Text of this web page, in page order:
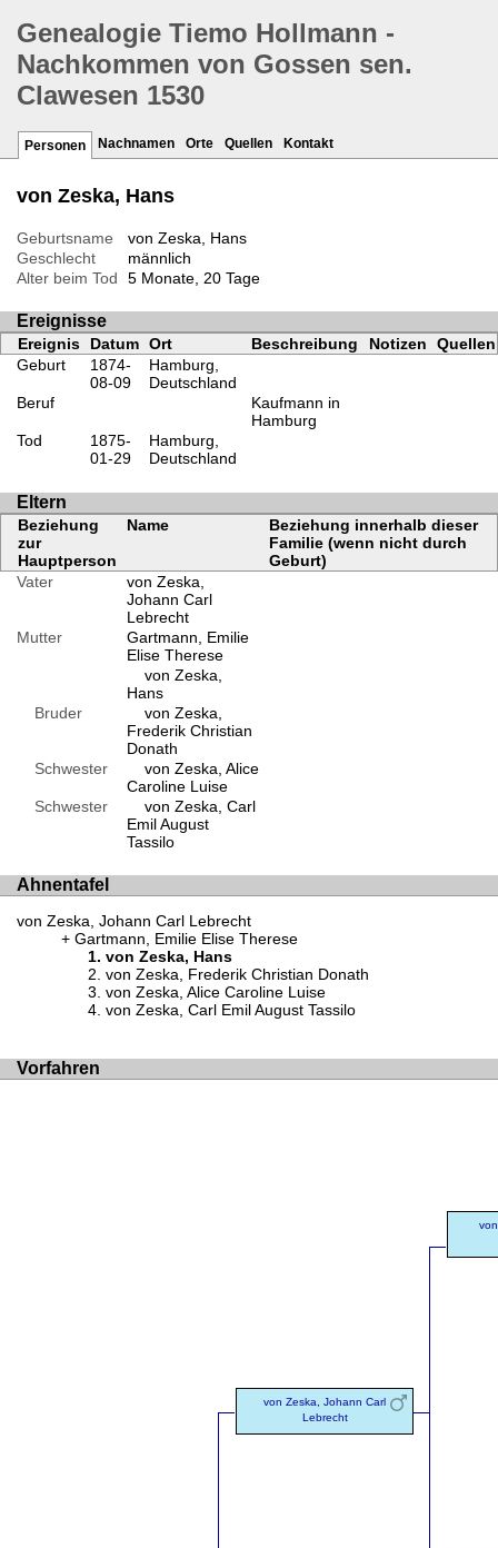
Genealogie Tiemo Hollmann -
Nachkommen von Gossen sen.
Clawesen 1530
Personen Nachnamen Orte Quellen Kontakt
von Zeska, Hans
Geburtsname
von Zeska, Hans
Geschlecht
männlich
Alter beim Tod
5 Monate, 20 Tage
Ereignisse
Ereignis Datum Ort Beschreibung Notizen
Quellen
Geburt
1874-
08-09
Hamburg,
Deutschland
Beruf
Kaufmann in
Hamburg
Tod
1875-
01-29
Hamburg,
Deutschland
Eltern
Beziehung
zur
Hauptperson
Name
Beziehung innerhalb dieser
Familie (wenn nicht durch
Geburt)
Vater
von Zeska,
Johann Carl
Lebrecht
Mutter
Gartmann, Emilie
Elise Therese
von Zeska,
Hans
Bruder
von Zeska,
Frederik Christian
Donath
Schwester
von Zeska, Alice
Caroline Luise
Schwester
von Zeska, Carl
Emil August
Tassilo
Ahnentafel
von Zeska, Johann Carl Lebrecht
Gartmann, Emilie Elise Therese
von Zeska, Hans
von Zeska, Frederik Christian Donath
von Zeska, Alice Caroline Luise
von Zeska, Carl Emil August Tassilo
Vorfahren
von Zeska, Johann Carl
Lebrecht